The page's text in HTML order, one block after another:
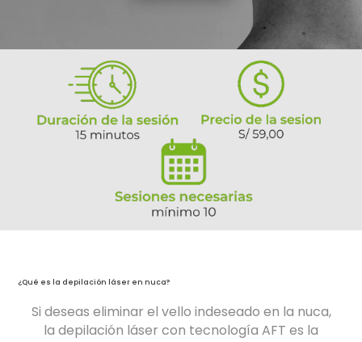
¿Qué es la depilación láser en nuca?
Si deseas eliminar el vello indeseado en la nuca,
la depilación láser con tecnología AFT es la